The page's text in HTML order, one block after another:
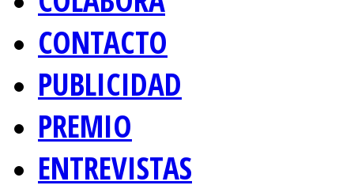
CONTACTO
PUBLICIDAD
PREMIO
ENTREVISTAS